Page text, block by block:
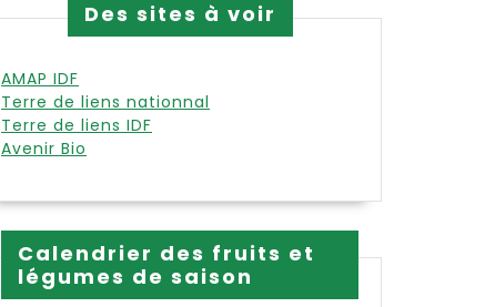
Des sites à voir
AMAP IDF
Terre de liens nationnal
Terre de liens IDF
Avenir Bio
Calendrier des fruits et
légumes de saison